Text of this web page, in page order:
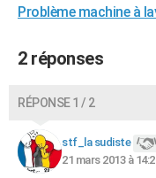
Bricolage
Lifestyle
Culture
Sport
Auto
Television
Voyage
Cinema
Problème machine à
2 réponses
RÉPONSE 1 / 2
stf_la sudiste
21 mars 2013 à